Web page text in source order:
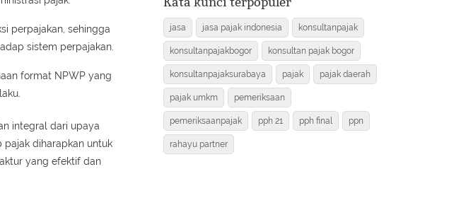
perpajakan, sehingga
sistem perpajakan.
format NPWP yang
integral dari upaya
pajak diharapkan untuk
yang efektif dan
jasa jasa pajak indonesia konsultanpajak
konsultanpajakbogor konsultan pajak bogor
konsultanpajaksurabaya pajak pajak daerah
pajak umkm pemeriksaan
pemeriksaanpajak pph 21 pph final ppn
rahayu partner